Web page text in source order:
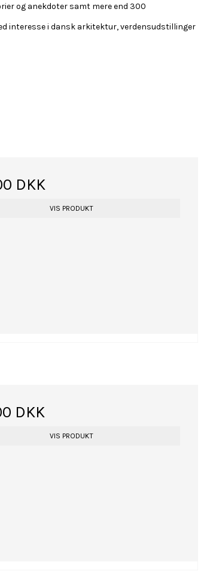
og anekdoter samt mere end 300
interesse i dansk arkitektur, verdensudstillinger
DKK
VIS PRODUKT
DKK
VIS PRODUKT